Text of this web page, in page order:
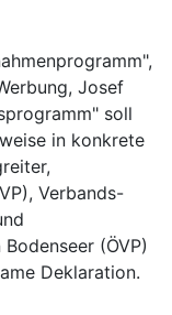
Josef
soll
in konkrete
Verbands-
(ÖVP)
Deklaration.